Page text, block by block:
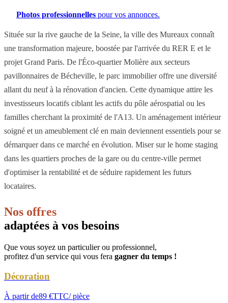
Photos professionnelles pour vos annonces.
Située sur la rive gauche de la Seine, la ville des Mureaux connaît
une transformation majeure, boostée par l'arrivée du RER E et le
projet Grand Paris. De l'Éco-quartier Molière aux secteurs
pavillonnaires de Bécheville, le parc immobilier offre une diversité
allant du neuf à la rénovation d'ancien. Cette dynamique attire les
investisseurs locatifs ciblant les actifs du pôle aérospatial ou les
familles cherchant la proximité de l'A13. Un aménagement intérieur
soigné et un ameublement clé en main deviennent essentiels pour se
démarquer dans ce marché en évolution. Miser sur le home staging
dans les quartiers proches de la gare ou du centre-ville permet
d'optimiser la rentabilité et de séduire rapidement les futurs
locataires.
Nos offres
adaptées à vos besoins
Que vous soyez un particulier ou professionnel,
profitez d'un service qui vous fera gagner du temps !
Décoration
À partir de89 €TTC/ pièce